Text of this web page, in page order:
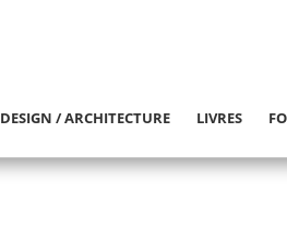
DESIGN / ARCHITECTURE LIVRES